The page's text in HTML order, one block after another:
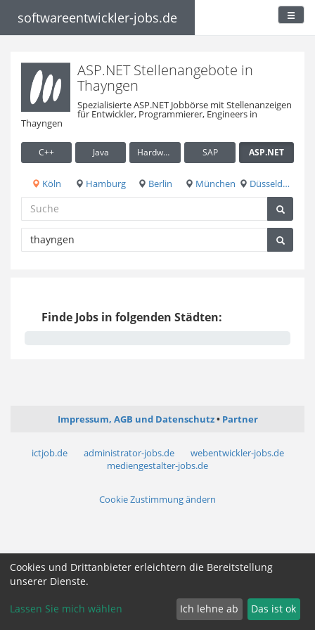
softwareentwickler-jobs.de
ASP.NET Stellenangebote in
Thayngen
Spezialisierte ASP.NET Jobbörse mit Stellenanzeigen
für Entwickler, Programmierer, Engineers in
Thayngen
C++ Java Hardware / Embedded SAP ASP.NET
Köln Hamburg Berlin München Düsseldorf
Finde Jobs in folgenden Städten:
Impressum, AGB und Datenschutz Partner
ictjob.de administrator-jobs.de
webentwickler-jobs.de
mediengestalter-jobs.de
Cookie Zustimmung ändern
Cookies und Drittanbieter erleichtern die Bereitstellung
unserer Dienste.
Lassen Sie mich wählen Ich lehne ab Das ist ok